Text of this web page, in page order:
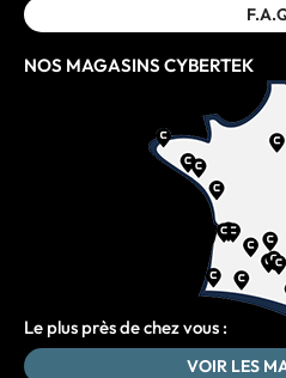
NOS MAGASINS CYBERTEK
Le plus près de chez vous :
VOIR LES